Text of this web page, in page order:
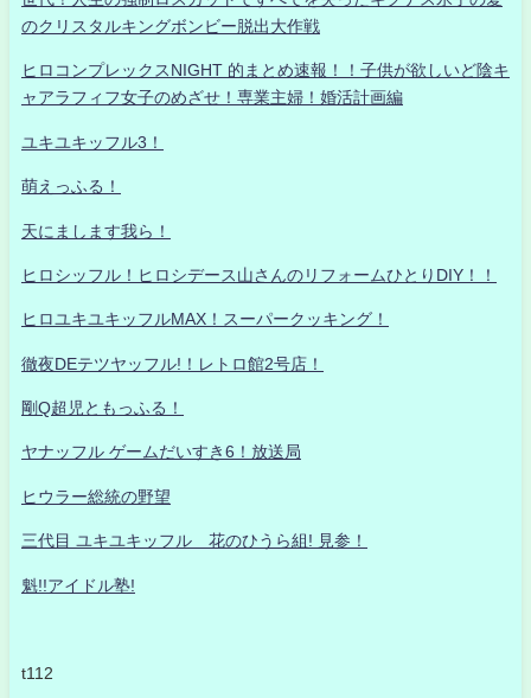
のクリスタルキングボンビー脱出大作戦
ヒロコンプレックスNIGHT 的まとめ速報！！子供が欲しいど陰キ
ャアラフィフ女子のめざせ！専業主婦！婚活計画編
ユキユキッフル3！
萌えっふる！
天にまします我ら！
ヒロシッフル！ヒロシデース山さんのリフォームひとりDIY！！
ヒロユキユキッフルMAX！スーパークッキング！
徹夜DEテツヤッフル!！レトロ館2号店！
剛Q超児ともっふる！
ヤナッフル ゲームだいすき6！放送局
ヒウラー総統の野望
三代目 ユキユキッフル 花のひうら組! 見参！
魁!!アイドル塾!
t112